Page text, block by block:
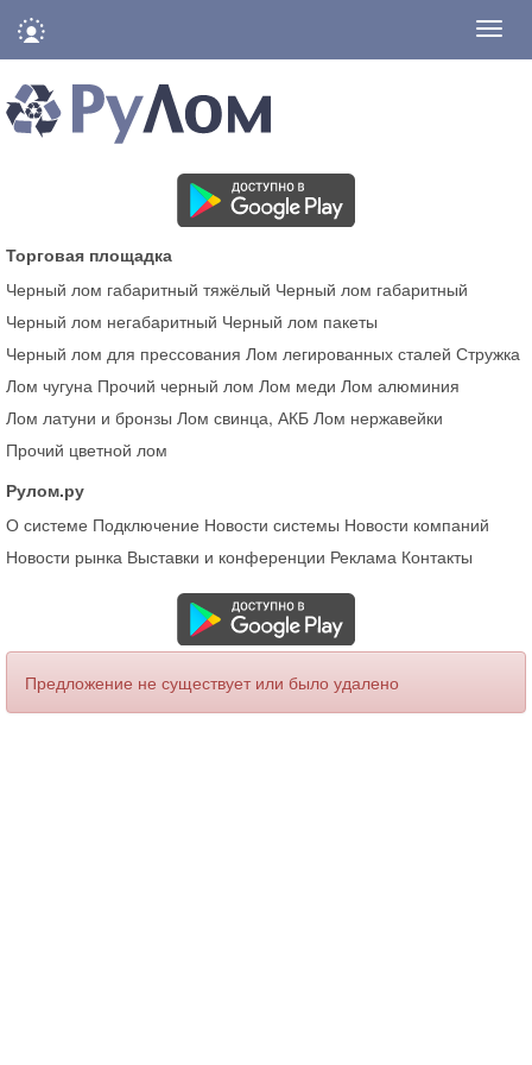
Торговая площадка
Черный лом габаритный тяжёлый Черный лом габаритный
Черный лом негабаритный Черный лом пакеты
Черный лом для прессования Лом легированных сталей Стружка
Лом чугуна Прочий черный лом Лом меди Лом алюминия
Лом латуни и бронзы Лом свинца, АКБ Лом нержавейки
Прочий цветной лом
Рулом.ру
О системе Подключение Новости системы Новости компаний
Новости рынка Выставки и конференции Реклама Контакты
Предложение не существует или было удалено